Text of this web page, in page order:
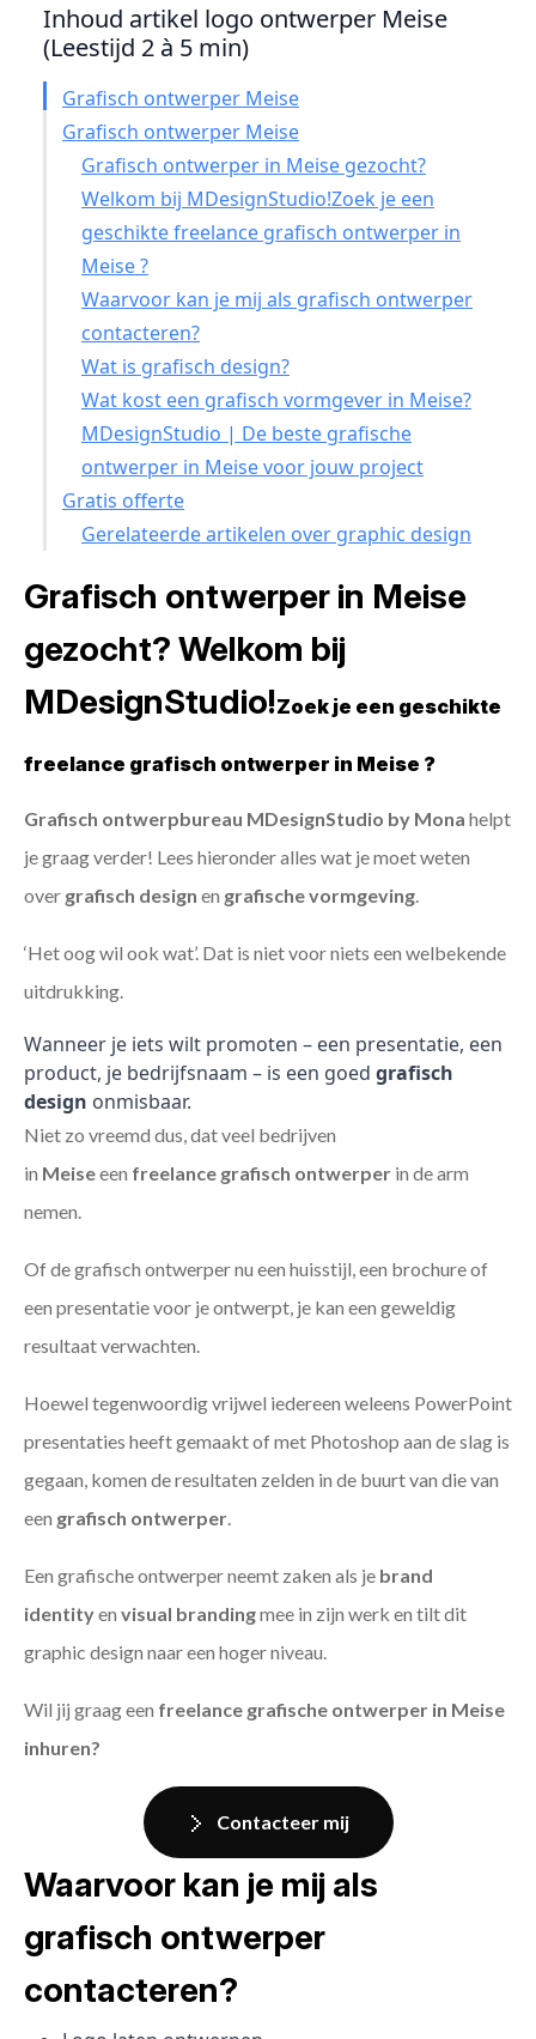
Inhoud artikel logo ontwerper Meise
(Leestijd 2 à 5 min)
Grafisch ontwerper Meise
Grafisch ontwerper Meise
Grafisch ontwerper in Meise gezocht?
Welkom bij MDesignStudio!Zoek je een
geschikte freelance grafisch ontwerper in
Meise ?
Waarvoor kan je mij als grafisch ontwerper
contacteren?
Wat is grafisch design?
Wat kost een grafisch vormgever in Meise?
MDesignStudio | De beste grafische
ontwerper in Meise voor jouw project
Gratis offerte
Gerelateerde artikelen over graphic design
Grafisch ontwerper in Meise
gezocht? Welkom bij
MDesignStudio!Zoek je een geschikte
freelance grafisch ontwerper in Meise ?
Grafisch ontwerpbureau MDesignStudio by Mona helpt
je graag verder! Lees hieronder alles wat je moet weten
over grafisch design en grafische vormgeving
‘Het oog wil ook wat’. Dat is niet voor niets een welbekende
uitdrukking.
Wanneer je iets wilt promoten – een presentatie, een
product, je bedrijfsnaam – is een goed grafisch
design onmisbaar.
Niet zo vreemd dus, dat veel bedrijven
in Meiseeen freelance grafisch ontwerper in de arm
nemen.
Of de grafisch ontwerper nu een huisstijl, een brochure of
een presentatie voor je ontwerpt, je kan een geweldig
resultaat verwachten.
Hoewel tegenwoordig vrijwel iedereen weleens PowerPoint
presentaties heeft gemaakt of met Photoshop aan de slag is
gegaan, komen de resultaten zelden in de buurt van die van
een grafisch ontwerper
Een grafische ontwerper neemt zaken als je brand
identityen visual brandingmee in zijn werk en tilt dit
graphic design naar een hoger niveau.
Wil jij graag een freelance grafische ontwerper in Meise
inhuren?
Contacteer mij
Waarvoor kan je mij als
grafisch ontwerper
contacteren?